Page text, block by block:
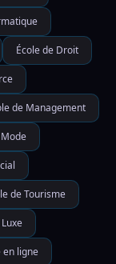
École de Droit
de Management
de Tourisme
en ligne